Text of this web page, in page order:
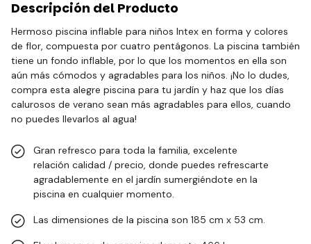
Descripción del Producto
Hermoso piscina inflable para niños Intex en forma y colores
de flor, compuesta por cuatro pentágonos. La piscina también
tiene un fondo inflable, por lo que los momentos en ella son
aún más cómodos y agradables para los niños. ¡No lo dudes,
compra esta alegre piscina para tu jardín y haz que los días
calurosos de verano sean más agradables para ellos, cuando
no puedes llevarlos al agua!
Gran refresco para toda la familia, excelente
relación calidad / precio, donde puedes refrescarte
agradablemente en el jardín sumergiéndote en la
piscina en cualquier momento.
Las dimensiones de la piscina son 185 cm x 53 cm.